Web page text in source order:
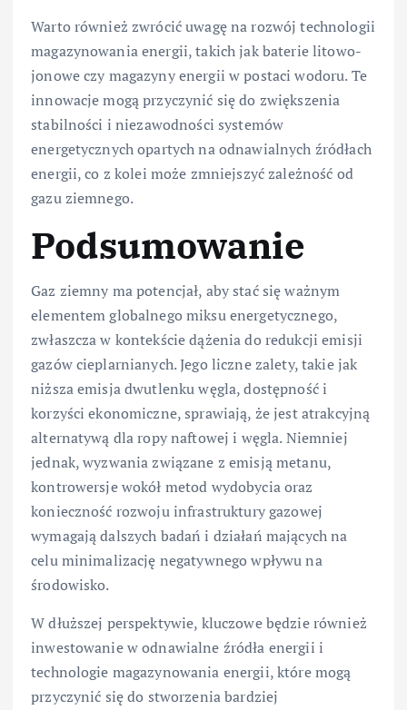
Warto również zwrócić uwagę na rozwój technologii
magazynowania energii, takich jak baterie litowo-
jonowe czy magazyny energii w postaci wodoru. Te
innowacje mogą przyczynić się do zwiększenia
stabilności i niezawodności systemów
energetycznych opartych na odnawialnych źródłach
energii, co z kolei może zmniejszyć zależność od
gazu ziemnego.
Podsumowanie
Gaz ziemny ma potencjał, aby stać się ważnym
elementem globalnego miksu energetycznego,
zwłaszcza w kontekście dążenia do redukcji emisji
gazów cieplarnianych. Jego liczne zalety, takie jak
niższa emisja dwutlenku węgla, dostępność i
korzyści ekonomiczne, sprawiają, że jest atrakcyjną
alternatywą dla ropy naftowej i węgla. Niemniej
jednak, wyzwania związane z emisją metanu,
kontrowersje wokół metod wydobycia oraz
konieczność rozwoju infrastruktury gazowej
wymagają dalszych badań i działań mających na
celu minimalizację negatywnego wpływu na
środowisko.
W dłuższej perspektywie, kluczowe będzie również
inwestowanie w odnawialne źródła energii i
technologie magazynowania energii, które mogą
przyczynić się do stworzenia bardziej